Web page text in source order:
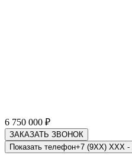
6 750 000 ₽
ЗАКАЗАТЬ ЗВОНОК
Показать телефон+7 (9XX) XXX